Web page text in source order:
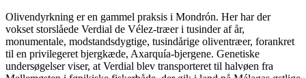
Olivendyrkning er en gammel praksis i Mondrón. Her har der
vokset storslåede Verdial de Vélez-træer i tusinder af år,
monumentale, modstandsdygtige, tusindårige oliventræer, forankret
til en privilegeret bjergkæde, Axarquía-bjergene. Genetiske
undersøgelser viser, at Verdial blev transporteret til halvøen fra